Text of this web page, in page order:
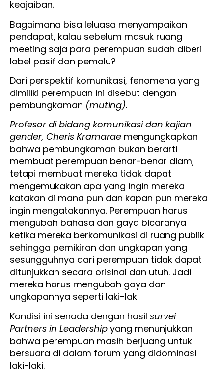
keajaiban.
Bagaimana bisa leluasa menyampaikan
pendapat, kalau sebelum masuk ruang
meeting saja para perempuan sudah diberi
label pasif dan pemalu?
Dari perspektif komunikasi, fenomena yang
dimiliki perempuan ini disebut dengan
pembungkaman (muting).
Profesor di bidang komunikasi dan kajian
gender, Cheris Kramarae mengungkapkan
bahwa pembungkaman bukan berarti
membuat perempuan benar-benar diam,
tetapi membuat mereka tidak dapat
mengemukakan apa yang ingin mereka
katakan di mana pun dan kapan pun mereka
ingin mengatakannya. Perempuan harus
mengubah bahasa dan gaya bicaranya
ketika mereka berkomunikasi di ruang publik
sehingga pemikiran dan ungkapan yang
sesungguhnya dari perempuan tidak dapat
ditunjukkan secara orisinal dan utuh. Jadi
mereka harus mengubah gaya dan
ungkapannya seperti laki-laki
Kondisi ini senada dengan hasil survei
Partners in Leadership yang menunjukkan
bahwa perempuan masih berjuang untuk
bersuara di dalam forum yang didominasi
laki-laki.